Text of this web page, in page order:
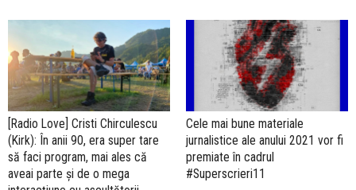
[Radio Love] Cristi Chirculescu
(Kirk): În anii 90, era super tare
să faci program, mai ales că
aveai parte și de o mega
Cele mai bune materiale
jurnalistice ale anului 2021 vor fi
premiate în cadrul
#Superscrieri11